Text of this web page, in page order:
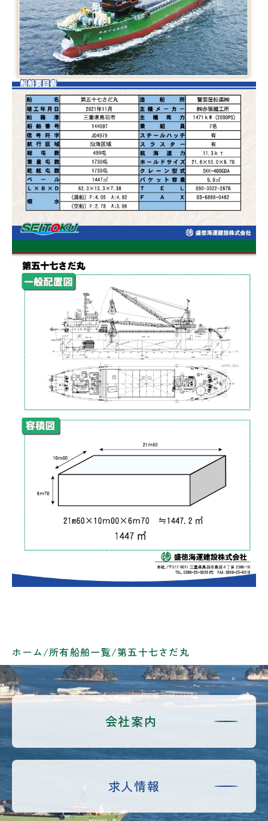
ホーム/所有船舶一覧/第五十七さだ丸
会社案内
求人情報